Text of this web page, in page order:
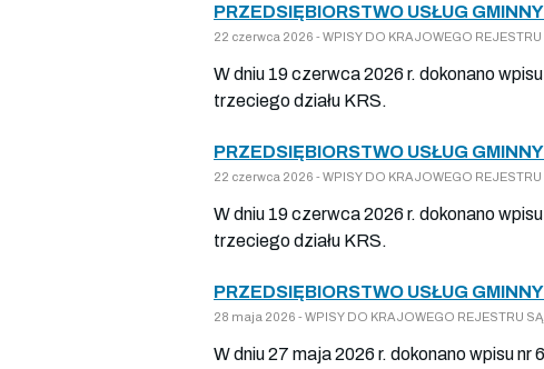
PRZEDSIĘBIORSTWO USŁUG
22 czerwca 2026 - WPISY DO KRAJOWEGO
W dniu 19 czerwca 2026 r. dokonano
trzeciego działu KRS.
PRZEDSIĘBIORSTWO USŁUG
22 czerwca 2026 - WPISY DO KRAJOWEGO
W dniu 19 czerwca 2026 r. dokonano
trzeciego działu KRS.
PRZEDSIĘBIORSTWO USŁUG
28 maja 2026 - WPISY DO KRAJOWEGO REJESTRU
W dniu 27 maja 2026 r. dokonano wpisu